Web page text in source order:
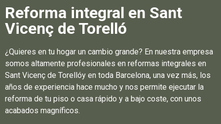
Reforma integral en Sant
Vicenç de Torelló
¿Quieres en tu hogar un cambio grande? En nuestra empresa
somos altamente profesionales en reformas integrales en
Sant Vicenç de Torellóy en toda Barcelona, una vez más, los
años de experiencia hace mucho y nos permite ejecutar la
reforma de tu piso o casa rápido y a bajo coste, con unos
acabados magníficos.